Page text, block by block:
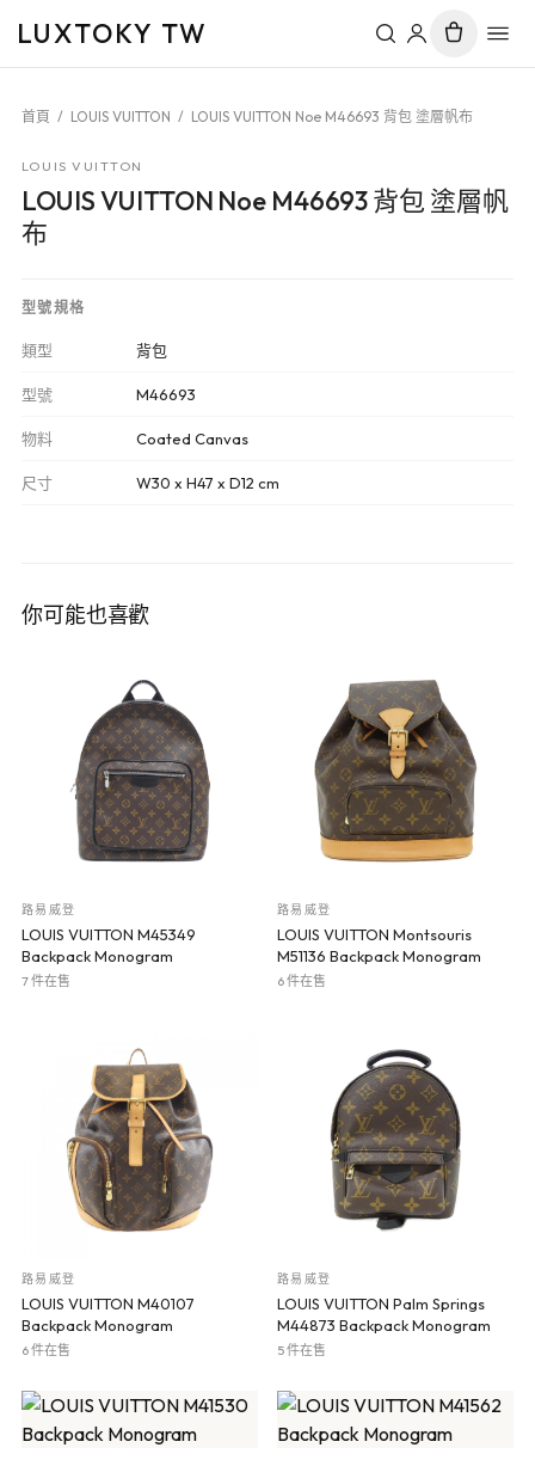
LUXTOKY TW
首頁 / LOUIS VUITTON / LOUIS VUITTON Noe M46693 背包 塗層帆布
LOUIS VUITTON
LOUIS VUITTON Noe M46693 背包 塗層帆
布
型號規格
類型 背包
型號 M46693
物料 Coated Canvas
尺寸 W30 x H47 x D12 cm
你可能也喜歡
路易威登
LOUIS VUITTON M45349
Backpack Monogram
7 件在售
路易威登
LOUIS VUITTON Montsouris
M51136 Backpack Monogram
6 件在售
路易威登
LOUIS VUITTON M40107
Backpack Monogram
6 件在售
路易威登
LOUIS VUITTON Palm Springs
M44873 Backpack Monogram
5 件在售